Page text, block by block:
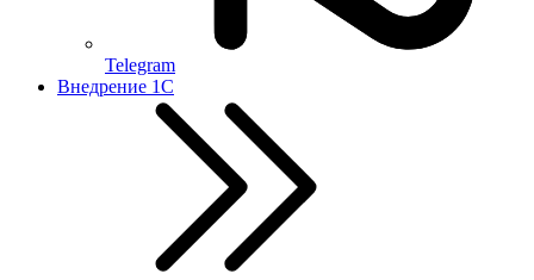
Telegram
Внедрение 1С